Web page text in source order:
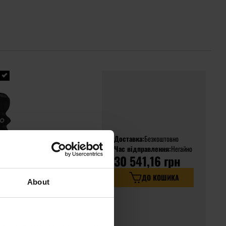
About
Доставка:Безкоштовно
Час відправлення:Негайно
30 541,16 грн
ДО КОШИКА